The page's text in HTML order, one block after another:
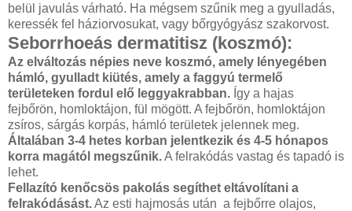
belül javulás várható. Ha mégsem szűnik meg a gyulladás,
keressék fel háziorvosukat, vagy bőrgyógyász szakorvost.
Seborrhoeás dermatitisz (koszmó):
Az elváltozás népies neve koszmó, amely lényegében
hámló, gyulladt kiütés, amely a faggyú termelő
területeken fordul elő leggyakrabban. Így a hajas
fejbőrön, homloktájon, fül mögött. A fejbőrön, homloktájon
zsíros, sárgás korpás, hámló területek jelennek meg.
Általában 3-4 hetes korban jelentkezik és 4-5 hónapos
korra magától megszűnik.A felrakódás vastag és tapadó is
lehet.
Fellazító kenőcsös pakolás segíthet eltávolítani a
felrakódásást.Az esti hajmosás után a fejbőrre olajos,